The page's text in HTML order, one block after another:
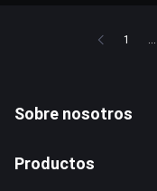
1 ...
Sobre nosotros
Productos